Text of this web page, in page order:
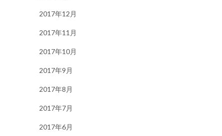
2017年12月
2017年11月
2017年10月
2017年9月
2017年8月
2017年7月
2017年6月